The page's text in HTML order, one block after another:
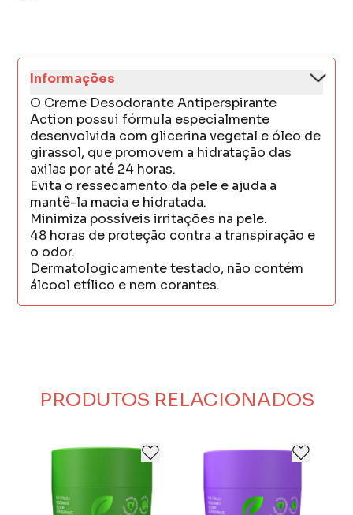
Informações
O Creme Desodorante Antiperspirante
Action possui fórmula especialmente
desenvolvida com glicerina vegetal e óleo de
girassol, que promovem a hidratação das
axilas por até 24 horas.
Evita o ressecamento da pele e ajuda a
mantê-la macia e hidratada.
Minimiza possíveis irritações na pele.
48 horas de proteção contra a transpiração e
o odor.
Dermatologicamente testado, não contém
álcool etílico e nem corantes.
PRODUTOS RELACIONADOS